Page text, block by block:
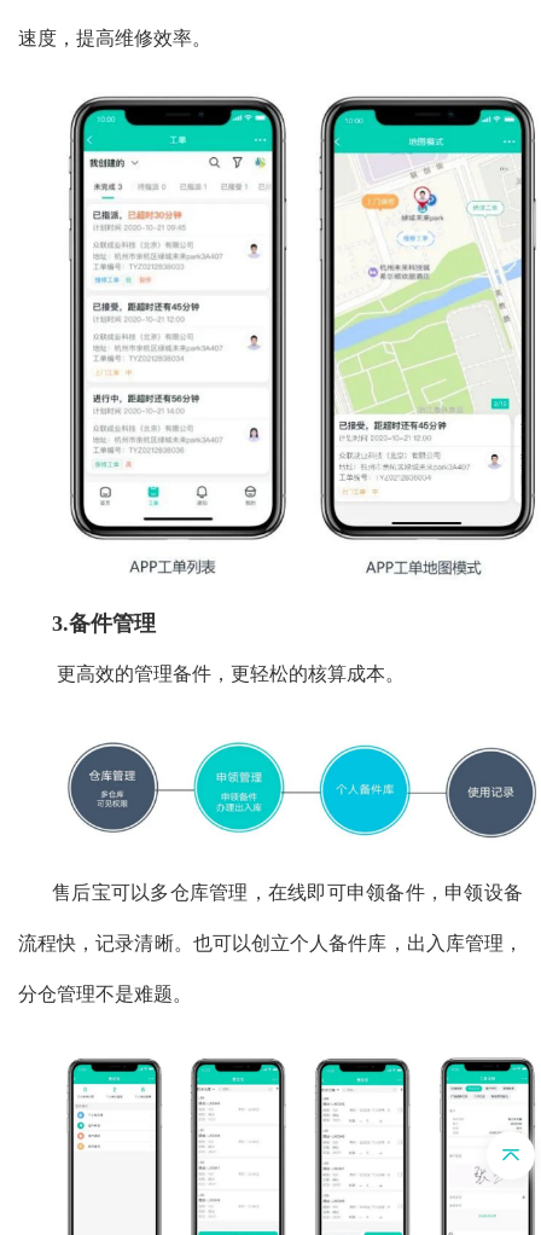
速度，提高维修效率。
3.备件管理
更高效的管理备件，更轻松的核算成本。
售后宝可以多仓库管理，在线即可申领备件，申领设备
流程快，记录清晰。也可以创立个人备件库，出入库管理，
分仓管理不是难题。